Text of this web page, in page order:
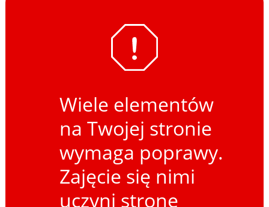
Wiele elementów
na Twojej stronie
wymaga poprawy.
Zajęcie się nimi
uczyni stronę